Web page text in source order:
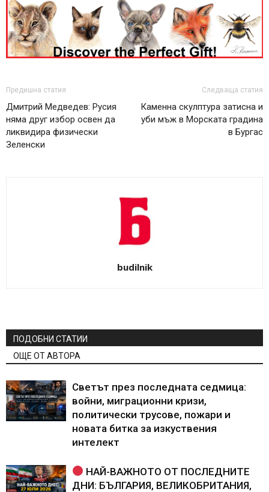
Предишна статия
Дмитрий Медведев: Русия
няма друг избор освен да
ликвидира физически
Зеленски
Следваща статия
Каменна скулптура затисна и
уби мъж в Морската градина
в Бургас
budilnik
ПОДОБНИ СТАТИИ
ОЩЕ ОТ АВТОРА
Светът през последната седмица:
войни, миграционни кризи,
политически трусове, пожари и
новата битка за изкуствения
интелект
НАЙ-ВАЖНОТО ОТ ПОСЛЕДНИТЕ
ДНИ: БЪЛГАРИЯ, ВЕЛИКОБРИТАНИЯ,